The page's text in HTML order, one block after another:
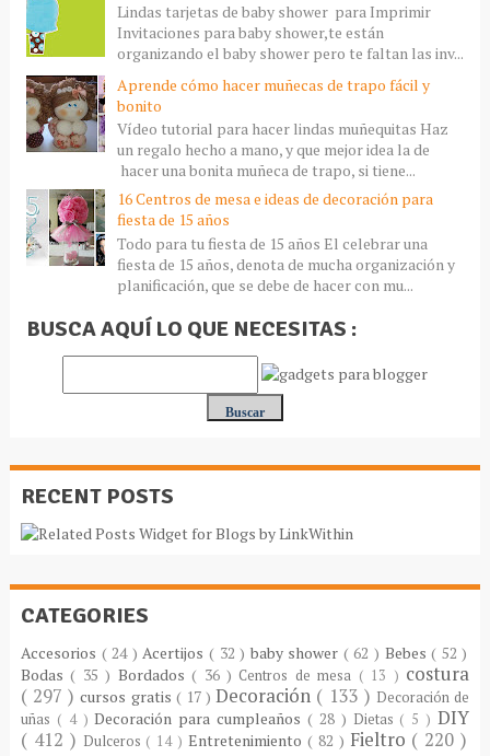
Lindas tarjetas de baby shower para Imprimir
Invitaciones para baby shower,te están
organizando el baby shower pero te faltan las inv...
Aprende cómo hacer muñecas de trapo fácil y
bonito
Vídeo tutorial para hacer lindas muñequitas Haz
un regalo hecho a mano, y que mejor idea la de
hacer una bonita muñeca de trapo, si tiene...
16 Centros de mesa e ideas de decoración para
fiesta de 15 años
Todo para tu fiesta de 15 años El celebrar una
fiesta de 15 años, denota de mucha organización y
planificación, que se debe de hacer con mu...
BUSCA AQUÍ LO QUE NECESITAS :
RECENT POSTS
CATEGORIES
Accesorios ( 24 )Acertijos ( 32 ) baby shower ( 62 ) Bebes( 52 )
Bodas( 35 ) Bordados( 36 ) Centros de mesa ( 13 ) costura
( 297 )cursos gratis ( 17 )Decoración ( 133 ) Decoración de
uñas ( 4 )Decoración para cumpleaños( 28 ) Dietas ( 5 )DIY
( 412 ) Dulceros ( 14 )Entretenimiento ( 82 ) Fieltro ( 220 )